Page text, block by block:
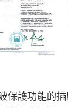
保護功能的